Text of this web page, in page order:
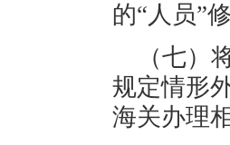
的“人员”
（七）
规定情形
海关办理